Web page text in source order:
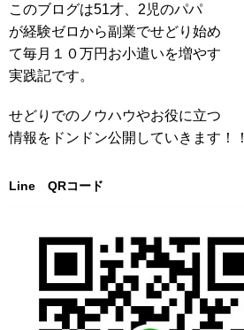
このブログは51才、2児のパパ
が経験ゼロから副業でせどり始め
て毎月１０万円お小遣いを増やす
実践記です。
せどりでのノウハウやお役に立つ
情報をドンドン公開していきます！！
Line QRコード